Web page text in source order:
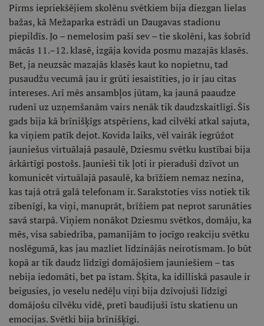
Pirms iepriekšējiem skolēnu svētkiem bija diezgan lielas
bažas, kā Mežaparka estrādi un Daugavas stadionu
piepildīs. Jo – nemelosim paši sev – tie skolēni, kas šobrīd
mācās 11.–12. klasē, izgāja kovida posmu mazajās klasēs.
Bet, ja neuzsāc mazajās klasēs kaut ko nopietnu, tad
pusaudžu vecumā jau ir grūti iesaistīties, jo ir jau citas
intereses. Arī mēs ansambļos jūtam, ka jaunā paaudze
rudenī uz uzņemšanām vairs nenāk tik daudzskaitlīgi. Šis
gads bija kā brīnišķīgs atspēriens, kad cilvēki atkal sajuta,
ka viņiem patīk dejot. Kovida laiks, vēl vairāk iegrūžot
jauniešus virtuālajā pasaulē, Dziesmu svētku kustībai bija
ārkārtīgi postošs. Jaunieši tik ļoti ir pieraduši dzīvot un
komunicēt virtuālajā pasaulē, ka brīžiem nemaz nezina,
kas tajā otrā galā telefonam ir. Sarakstoties viss notiek tik
zibenīgi, ka viņi, manuprāt, brīžiem pat neprot sarunāties
savā starpā. Viņiem nonākot Dziesmu svētkos, domāju, ka
mēs, visa sabiedrība, pamanījām to jocīgo reakciju svētku
noslēgumā, kas jau mazliet līdzinājās neirotismam. Jo būt
kopā ar tik daudz līdzīgi domājošiem jauniešiem – tas
nebija iedomāti, bet pa īstam. Šķita, ka idilliskā pasaule ir
beigusies, jo veselu nedēļu viņi bija dzīvojuši līdzīgi
domājošu cilvēku vidē, pretī baudījuši īstu skatienu un
emocijas. Svētki bija brīnišķīgi.